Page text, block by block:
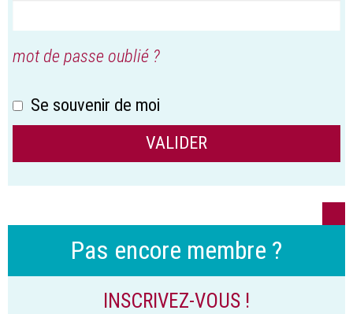
mot de passe oublié ?
Se souvenir de moi
Pas encore membre ?
INSCRIVEZ-VOUS !